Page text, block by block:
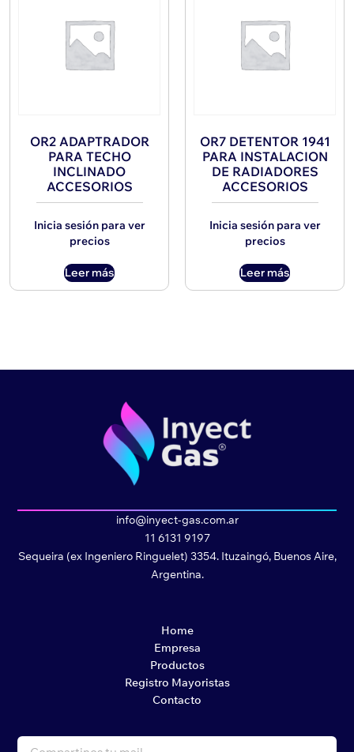
OR2 ADAPTRADOR
PARA TECHO
INCLINADO
ACCESORIOS
Inicia sesión para ver
precios
Leer más
OR7 DETENTOR 1941
PARA INSTALACION
DE RADIADORES
ACCESORIOS
Inicia sesión para ver
precios
Leer más
info@inyect-gas.com.ar
11 6131 9197
Sequeira (ex Ingeniero Ringuelet) 3354. Ituzaingó, Buenos Aire,
Argentina.
Home
Empresa
Productos
Registro Mayoristas
Contacto